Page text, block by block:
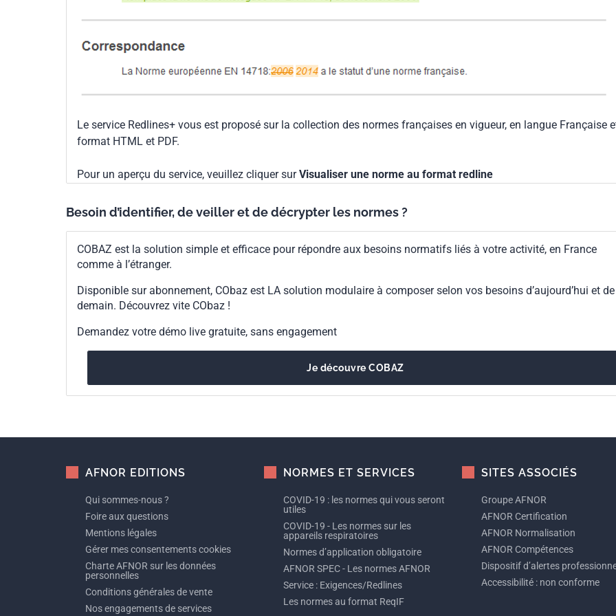
Le service Redlines+ vous est proposé sur la collection des normes françaises en vigueur, en langue Française
format HTML et PDF.
Pour un aperçu du service, veuillez cliquer surVisualiser une norme au format redline
Besoin d’identifier, de veiller et de décrypter les normes ?
COBAZ est la solution simple et efficace pour répondre aux besoins normatifs liés à votre activité, en France
comme à l’étranger.
Disponible sur abonnement, CObaz est LA solution modulaire à composer selon vos besoins d’aujourd’hui et de
demain. Découvrez vite CObaz !
Demandez votre démo live gratuite, sans engagement
Je découvre COBAZ
AFNOR EDITIONS
Qui sommes-nous ?
Foire aux questions
Mentions légales
Gérer mes consentements cookies
Charte AFNOR sur les données
personnelles
Conditions générales de vente
Nos engagements de services
NORMES ET SERVICES
COVID-19 : les normes qui vous seront
utiles
COVID-19 - Les normes sur les
appareils respiratoires
Normes d’application obligatoire
AFNOR SPEC - Les normes AFNOR
Service : Exigences/Redlines
Les normes au format ReqIF
SITES ASSOCIÉS
Groupe AFNOR
AFNOR Certification
AFNOR Normalisation
AFNOR Compétences
Dispositif d’alertes
Accessibilité : non conforme